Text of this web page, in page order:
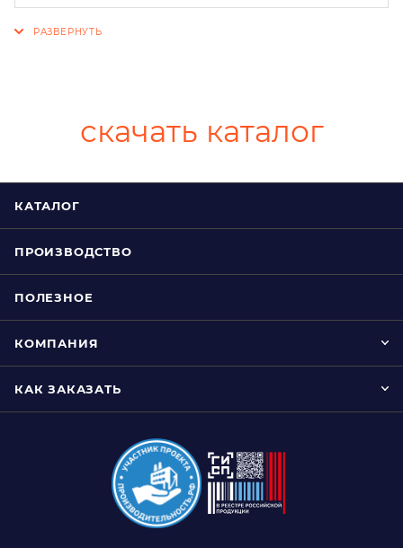
скачать каталог
КАТАЛОГ
ПРОИЗВОДСТВО
ПОЛЕЗНОЕ
КОМПАНИЯ
КАК ЗАКАЗАТЬ